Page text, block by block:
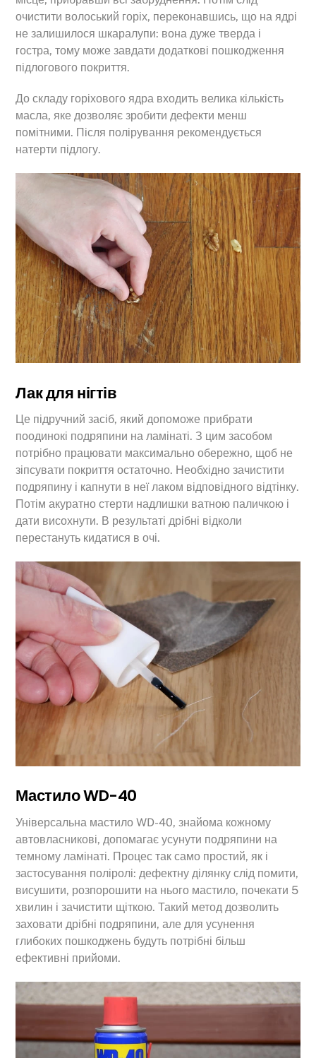
очистити волоський горіх, переконавшись, що на ядрі
не залишилося шкаралупи: вона дуже тверда і
гостра, тому може завдати додаткові пошкодження
підлогового покриття.
До складу горіхового ядра входить велика кількість
масла, яке дозволяє зробити дефекти менш
помітними. Після полірування рекомендується
натерти підлогу.
Лак для нігтів
Це підручний засіб, який допоможе прибрати
поодинокі подряпини на ламінаті. З цим засобом
потрібно працювати максимально обережно, щоб не
зіпсувати покриття остаточно. Необхідно зачистити
подряпину і капнути в неї лаком відповідного відтінку.
Потім акуратно стерти надлишки ватною паличкою і
дати висохнути. В результаті дрібні відколи
перестануть кидатися в очі.
Мастило WD-40
Універсальна мастило WD-40, знайома кожному
автовласникові, допомагає усунути подряпини на
темному ламінаті. Процес так само простий, як і
застосування поліролі: дефектну ділянку слід помити,
висушити, розпорошити на нього мастило, почекати 5
хвилин і зачистити щіткою. Такий метод дозволить
заховати дрібні подряпини, але для усунення
глибоких пошкоджень будуть потрібні більш
ефективні прийоми.